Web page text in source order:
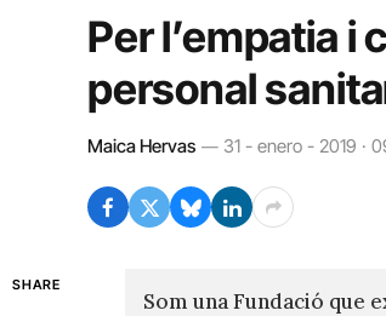
Per l’empatia i
personal
Maica Hervas 31 - enero - 2019 ·
SHARE
Som una Fundació que